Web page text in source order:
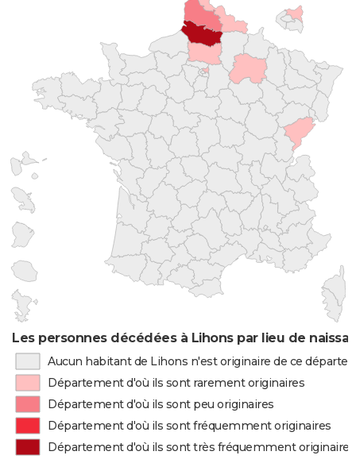
Les personnes décédées à Lihons par lieu de
Aucun habitant de Lihons n'est originaire de ce
Département d'où ils sont rarement originaires
Département d'où ils sont peu originaires
Département d'où ils sont fréquemment originaires
Département d'où ils sont très fréquemment originaires